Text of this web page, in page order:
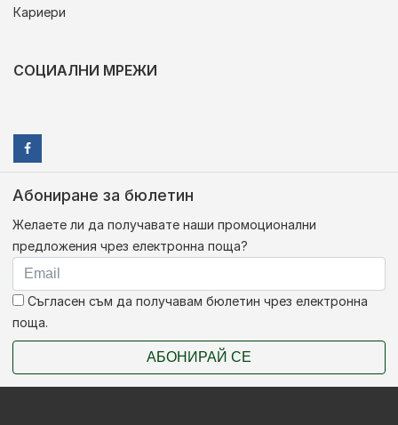
Кариери
СОЦИАЛНИ МРЕЖИ
Абониране за бюлетин
Желаете ли да получавате наши промоционални
предложения чрез електронна поща?
Съгласен съм да получавам бюлетин чрез електронна
поща.
АБОНИРАЙ СЕ